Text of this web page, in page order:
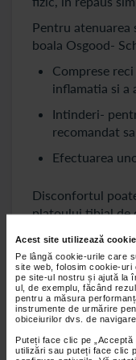
Acest site utilizează
Pe lângă cookie-urile care
site web, folosim cookie-uri
pe site-ul nostru și ajută la
ul, de exemplu, făcând
pentru a măsura
instrumente de urmărire
obiceiurilor dvs. de navigare.
Puteți face clic pe
utilizări sau puteți face clic
Pentru atenuarea
boala Osgood-
Comprese
inflamatia si a
Intinderi-
recomandat
Efectuarea
Disconfortul
platoului tibial de
cauza largirii
situata in fata
tendonul rotulian
Exista trei grade
Durerea
24 de ore;